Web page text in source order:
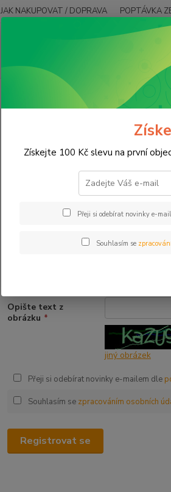
JAK NAKUPOVAT / DOPRAVA POPTÁVKA
Osobní údaje
Opište text z
obrázku *
jiný obrázek
Přeji si odebírat novinky e-mailem dle
Souhlasím se zpracováním osobních
Registrovat se
Získejte 100 Kč slevu na první
Přeji si odebírat novinky e-
Souhlasím se